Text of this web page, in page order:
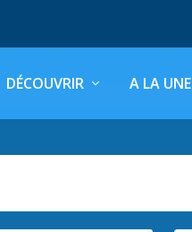
DÉCOUVRIR A LA UNE